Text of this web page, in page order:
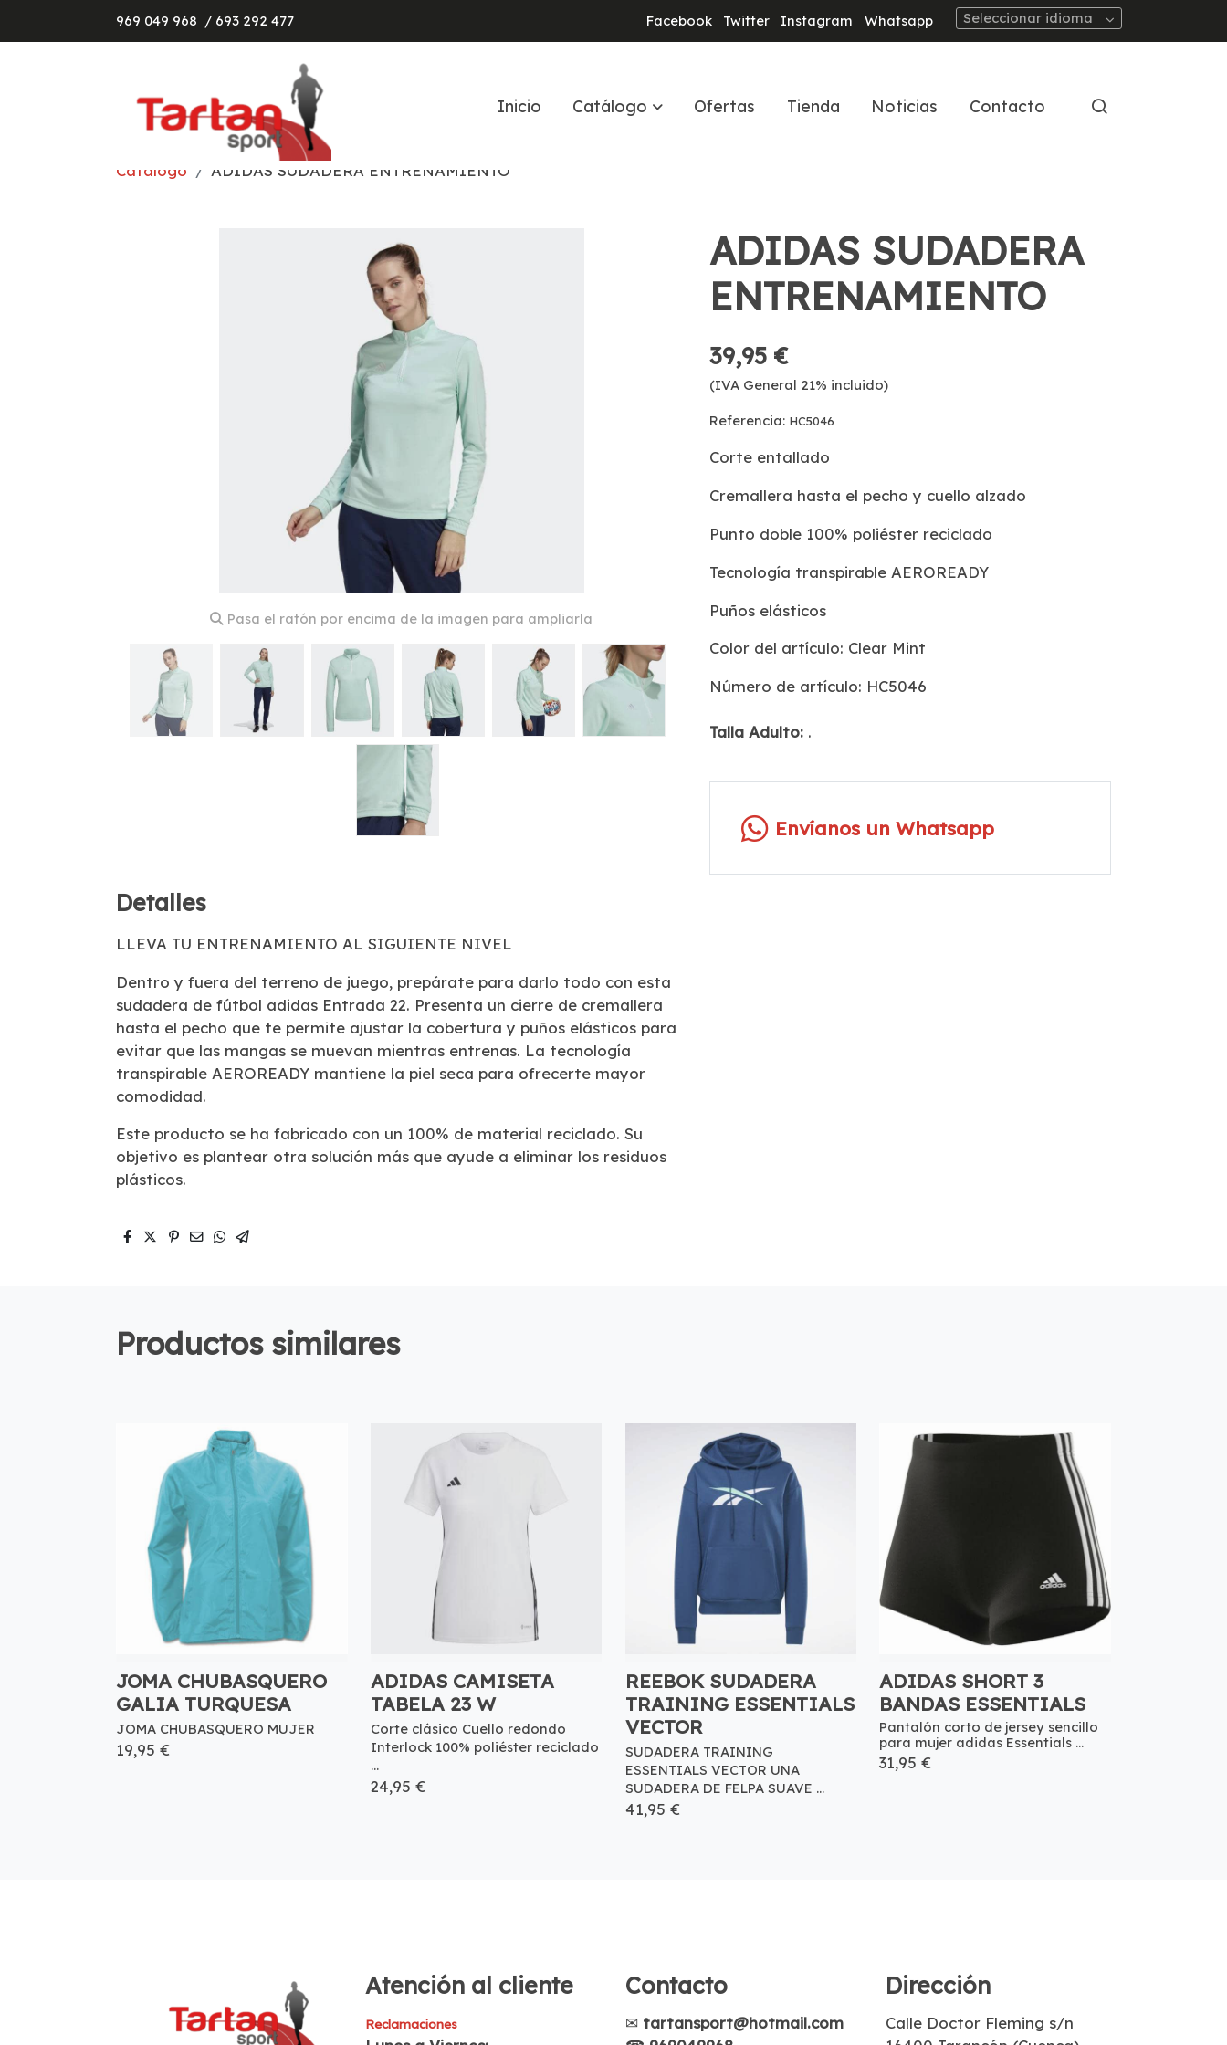
969 049 968 / 693 292 477 Facebook Twitter Instagram Whatsapp Seleccionar idioma
Inicio Catálogo Ofertas Tienda Noticias Contacto
Catálogo ADIDAS SUDADERA ENTRENAMIENTO
Pasa el ratón por encima de la imagen para ampliarla
Detalles
LLEVA TU ENTRENAMIENTO AL SIGUIENTE NIVEL
Dentro y fuera del terreno de juego, prepárate para darlo todo con esta
sudadera de fútbol adidas Entrada 22. Presenta un cierre de cremallera
hasta el pecho que te permite ajustar la cobertura y puños elásticos para
evitar que las mangas se muevan mientras entrenas. La tecnología
transpirable AEROREADY mantiene la piel seca para ofrecerte mayor
comodidad.
Este producto se ha fabricado con un 100% de material reciclado. Su
objetivo es plantear otra solución más que ayude a eliminar los residuos
plásticos.
ADIDAS SUDADERA
ENTRENAMIENTO
39,95 €
(IVA General 21% incluido)
Referencia: HC5046
Corte entallado
Cremallera hasta el pecho y cuello alzado
Punto doble 100% poliéster reciclado
Tecnología transpirable AEROREADY
Puños elásticos
Color del artículo: Clear Mint
Número de artículo: HC5046
Talla Adulto: .
Envíanos un Whatsapp
Productos similares
JOMA CHUBASQUERO
GALIA TURQUESA
JOMA CHUBASQUERO MUJER
19,95 €
ADIDAS CAMISETA
TABELA 23 W
Corte clásico Cuello redondo
Interlock 100% poliéster reciclado
...
24,95 €
REEBOK SUDADERA
TRAINING ESSENTIALS
VECTOR
SUDADERA TRAINING
ESSENTIALS VECTOR UNA
SUDADERA DE FELPA SUAVE ...
41,95 €
ADIDAS SHORT 3
BANDAS ESSENTIALS
Pantalón corto de jersey sencillo
para mujer adidas Essentials ...
31,95 €
Atención al cliente
Reclamaciones
Contacto
✉ tartansport@hotmail.com
Dirección
Calle Doctor Fleming s/n